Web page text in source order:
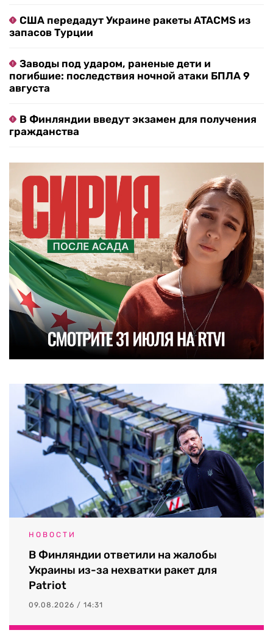
США передадут Украине ракеты ATACMS из
запасов Турции
Заводы под ударом, раненые дети и
погибшие: последствия ночной атаки БПЛА 9
августа
В Финляндии введут экзамен для получения
гражданства
НОВОСТИ
В Финляндии ответили на жалобы
Украины из-за нехватки ракет для
Patriot
09.08.2026 / 14:31